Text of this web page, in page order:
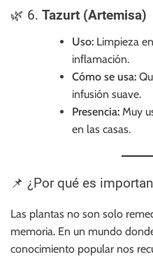
🌿 6. Tazurt (Artemisa)
Uso: Limpieza
inflamación.
Cómo se usa:
infusión suave.
Presencia: Muy
en las casas.
📌 ¿Por qué es
Las plantas no son solo
memoria. En un mundo
conocimiento popular nos